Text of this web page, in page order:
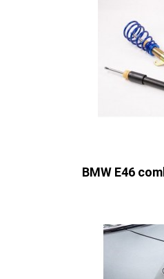
BMW E46